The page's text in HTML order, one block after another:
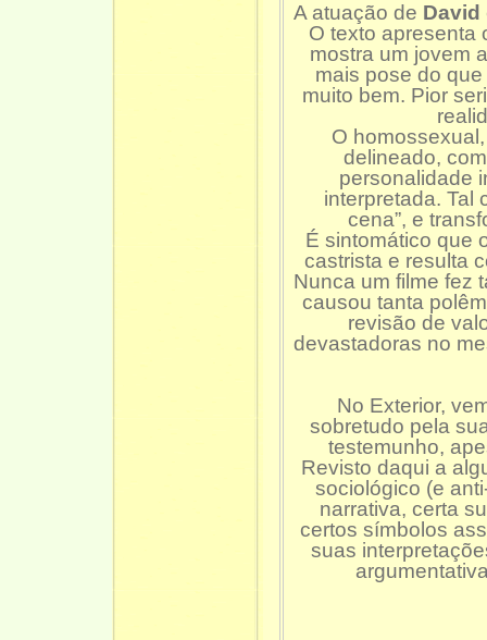
A atuação de David
O texto apresenta
mostra um jovem
mais pose do
muito bem. Pior
O
delineado,
personalidade
interpretada. Tal
cena”, e
É sintomático que
castrista e resulta
Nunca um filme fez
causou tanta
revisão de
devastadoras no
No Exterior,
sobretudo pela
testemunho,
Revisto daqui a
sociológico (e
narrativa, certa
certos símbolos
suas